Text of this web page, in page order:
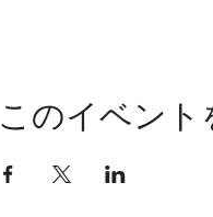
このイベント